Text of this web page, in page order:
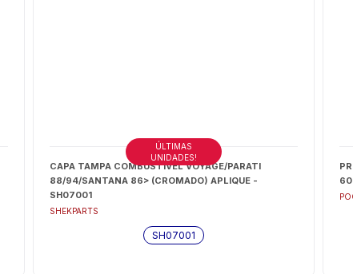
CAPA TAMPA COMBUSTIVEL VOYAGE/PARATI
88/94/SANTANA 86> (CROMADO) APLIQUE -
SH07001
SHEKPARTS
ÚLTIMAS
UNIDADES!
SH07001